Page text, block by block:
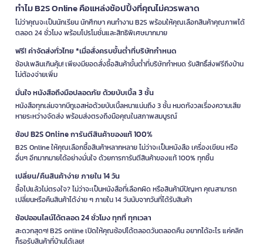
ทำไม B2S Online คือแหล่งช้อปปิ้งที่คุณไม่ควรพลาด
ไม่ว่าคุณจะเป็นนักเรียน นักศึกษา คนทำงาน B2S พร้อมให้คุณเลือกสินค้าคุณภาพได้
ตลอด 24 ชั่วโมง พร้อมโปรโมชั่นและสิทธิพิเศษมากมาย
ฟรี! ค่าจัดส่งทั่วไทย *เมื่อสั่งครบขั้นต่ำที่บริษัทกำหนด
ช้อปเพลินเกินคุ้ม! เพียงมียอดสั่งซื้อสินค้าขั้นต่ำที่บริษัทกำหนด รับสิทธิ์ส่งฟรีถึงบ้าน
ไม่ต้องจ่ายเพิ่ม
มั่นใจ หนังสือถึงมือปลอดภัย ด้วยบับเบิ้ล 3 ชั้น
หนังสือทุกเล่มจากบีทูเอสห่อด้วยบับเบิ้ลหนาแน่นถึง 3 ชั้น หมดกังวลเรื่องความเสีย
หายระหว่างจัดส่ง พร้อมส่งตรงถึงมือคุณในสภาพสมบูรณ์
ช้อป B2S Online การันตีสินค้าของแท้ 100%
B2S Online ให้คุณเลือกซื้อสินค้าหลากหลาย ไม่ว่าจะเป็นหนังสือ เครื่องเขียน หรือ
อื่นๆ อีกมากมายได้อย่างมั่นใจ ด้วยการการันตีสินค้าของแท้ 100% ทุกชิ้น
เปลี่ยน/คืนสินค้าง่าย ภายใน 14 วัน
ซื้อไปแล้วไม่ตรงใจ? ไม่ว่าจะเป็นหนังสือที่เลือกผิด หรือสินค้ามีปัญหา คุณสามารถ
เปลี่ยนหรือคืนสินค้าได้ง่าย ๆ ภายใน 14 วันนับจากวันที่ได้รับสินค้า
ช้อปออนไลน์ได้ตลอด 24 ชั่วโมง ทุกที่ ทุกเวลา
สะดวกสุดๆ! B2S online เปิดให้คุณช้อปได้ตลอดวันตลอดคืน อยากได้อะไร แค่คลิก
ก็รอรับสินค้าที่บ้านได้เลย!